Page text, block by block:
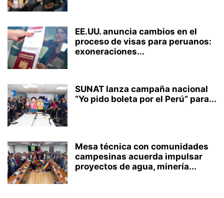
EE.UU. anuncia cambios en el
proceso de visas para peruanos:
exoneraciones...
SUNAT lanza campaña nacional
“Yo pido boleta por el Perú” para...
Mesa técnica con comunidades
campesinas acuerda impulsar
proyectos de agua, minería...